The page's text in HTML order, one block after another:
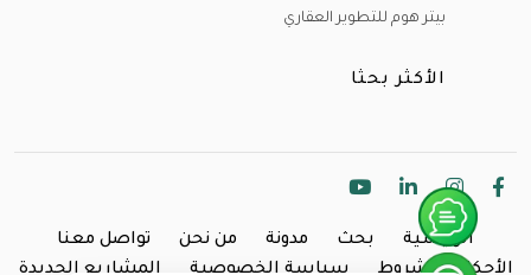
بيتر هوم للتطوير العقاري
الأكثر بحثا
الرئيسية بحث مدونة من نحن
تواصل معنا
الأحكام والشروط
سياسة الخصوصية المشاريع الجديدة